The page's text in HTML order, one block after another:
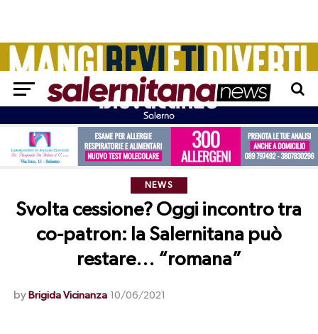
NEWS
Svolta cessione? Oggi incontro tra
co-patron: la Salernitana può
restare… “romana”
by Brigida Vicinanza 10/06/2021